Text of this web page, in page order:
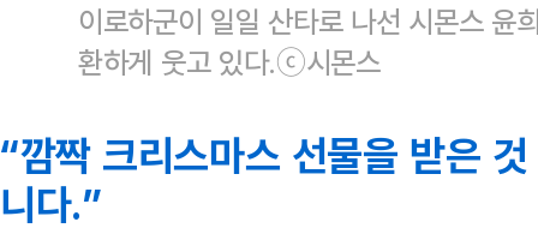
이로하군이 일일 산타로 나선 시몬스 윤
환하게 웃고 있다.ⓒ시몬스
“깜짝 크리스마스 선물을 받은
니다.”